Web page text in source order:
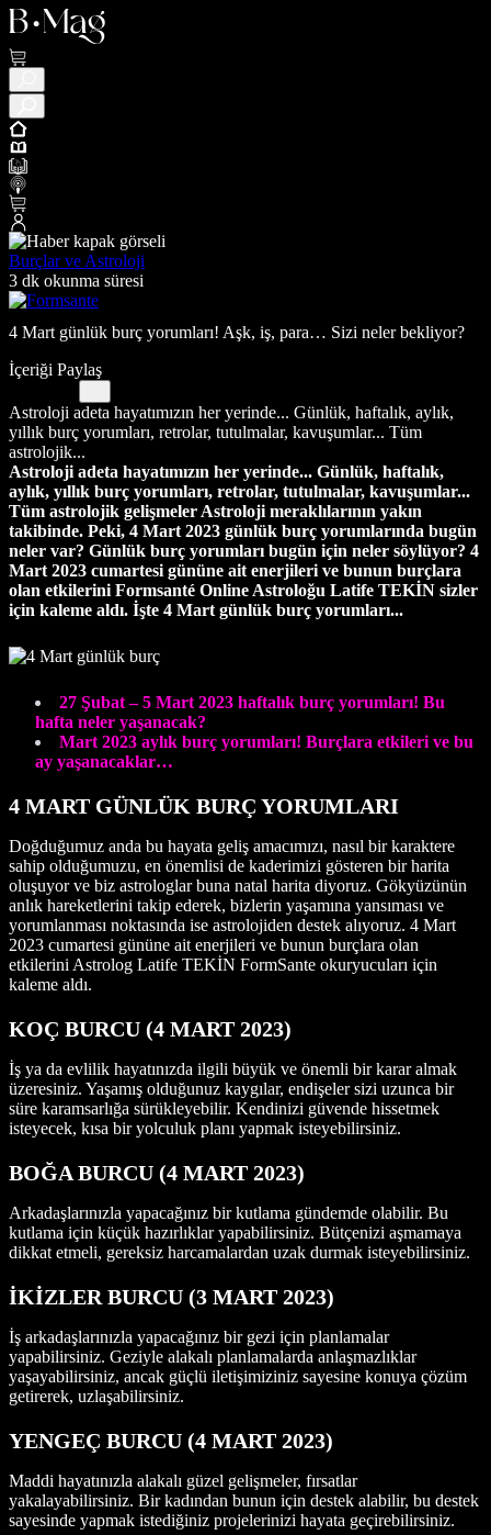
Burçlar ve Astroloji
3 dk okunma süresi
4 Mart günlük burç yorumları! Aşk, iş, para… Sizi neler bekliyor?
İçeriği Paylaş
Astroloji adeta hayatımızın her yerinde... Günlük, haftalık, aylık,
yıllık burç yorumları, retrolar, tutulmalar, kavuşumlar... Tüm
astrolojik...
Astroloji adeta hayatımızın her yerinde... Günlük, haftalık,
aylık, yıllık burç yorumları, retrolar, tutulmalar, kavuşumlar...
Tüm astrolojik gelişmeler Astroloji meraklılarının yakın
takibinde. Peki, 4 Mart 2023 günlük burç yorumlarında bugün
neler var? Günlük burç yorumları bugün için neler söylüyor? 4
Mart 2023 cumartesi gününe ait enerjileri ve bunun burçlara
olan etkilerini Formsanté Online Astroloğu Latife TEKİN sizler
için kaleme aldı. İşte 4 Mart günlük burç yorumları...
27 Şubat – 5 Mart 2023 haftalık burç yorumları! Bu
hafta neler yaşanacak?
Mart 2023 aylık burç yorumları! Burçlara etkileri ve bu
ay yaşanacaklar…
4 MART GÜNLÜK BURÇ YORUMLARI
Doğduğumuz anda bu hayata geliş amacımızı, nasıl bir karaktere
sahip olduğumuzu, en önemlisi de kaderimizi gösteren bir harita
oluşuyor ve biz astrologlar buna natal harita diyoruz. Gökyüzünün
anlık hareketlerini takip ederek, bizlerin yaşamına yansıması ve
yorumlanması noktasında ise astrolojiden destek alıyoruz. 4 Mart
2023 cumartesi gününe ait enerjileri ve bunun burçlara olan
etkilerini Astrolog Latife TEKİN FormSante okuryucuları için
kaleme aldı.
KOÇ BURCU (4 MART 2023)
İş ya da evlilik hayatınızda ilgili büyük ve önemli bir karar almak
üzeresiniz. Yaşamış olduğunuz kaygılar, endişeler sizi uzunca bir
süre karamsarlığa sürükleyebilir. Kendinizi güvende hissetmek
isteyecek, kısa bir yolculuk planı yapmak isteyebilirsiniz.
BOĞA BURCU (4 MART 2023)
Arkadaşlarınızla yapacağınız bir kutlama gündemde olabilir. Bu
kutlama için küçük hazırlıklar yapabilirsiniz. Bütçenizi aşmamaya
dikkat etmeli, gereksiz harcamalardan uzak durmak isteyebilirsiniz.
İKİZLER BURCU (3 MART 2023)
İş arkadaşlarınızla yapacağınız bir gezi için planlamalar
yapabilirsiniz. Geziyle alakalı planlamalarda anlaşmazlıklar
yaşayabilirsiniz, ancak güçlü iletişimiziniz sayesine konuya çözüm
getirerek, uzlaşabilirsiniz.
YENGEÇ BURCU (4 MART 2023)
Maddi hayatınızla alakalı güzel gelişmeler, fırsatlar
yakalayabilirsiniz. Bir kadından bunun için destek alabilir, bu destek
sayesinde yapmak istediğiniz projelerinizi hayata geçirebilirsiniz.